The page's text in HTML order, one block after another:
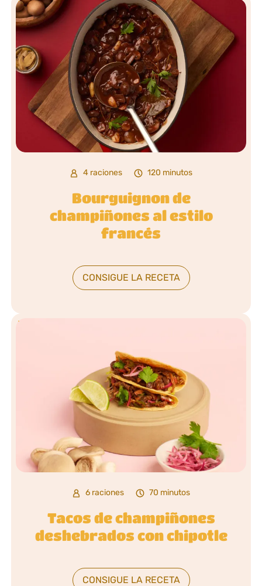
4 raciones 120 minutos
Bourguignon de
champiñones al estilo
francés
CONSIGUE LA RECETA
6 raciones 70 minutos
Tacos de champiñones
deshebrados con chipotle
CONSIGUE LA RECETA